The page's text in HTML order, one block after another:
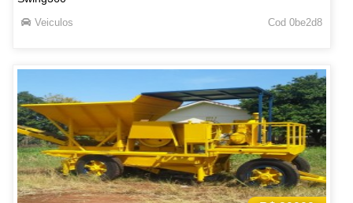
Veiculos Cod 0be2d8